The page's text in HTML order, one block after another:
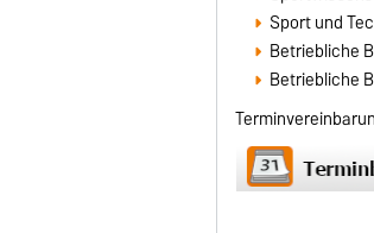
Sport und
Betriebliche
Betriebliche